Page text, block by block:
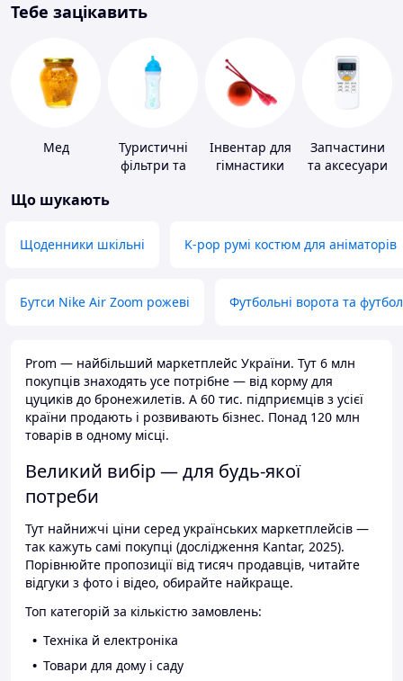
Тебе зацікавить
Мед
Туристичні
фільтри та
Інвентар для
гімнастики
Запчастини
та аксесуари
Що шукають
Щоденники шкільні K-pop румі костюм для аніматорів
Бутси Nike Air Zoom рожеві Футбольні ворота та
Prom — найбільший маркетплейс України. Тут 6 млн
покупців знаходять усе потрібне — від корму для
цуциків до бронежилетів. А 60 тис. підприємців з усієї
країни продають і розвивають бізнес. Понад 120 млн
товарів в одному місці.
Великий вибір — для будь-якої
потреби
Тут найнижчі ціни серед українських маркетплейсів —
так кажуть самі покупці (дослідження Kantar, 2025).
Порівнюйте пропозиції від тисяч продавців, читайте
відгуки з фото і відео, обирайте найкраще.
Топ категорій за кількістю замовлень:
Техніка й електроніка
Товари для дому і саду